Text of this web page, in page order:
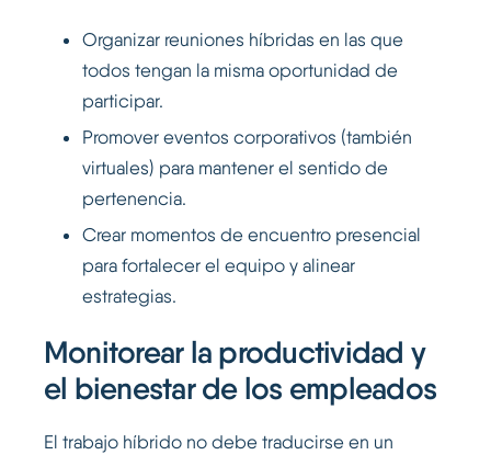
Organizar reuniones híbridas en las que
todos tengan la misma oportunidad de
participar.
Promover eventos corporativos (también
virtuales) para mantener el sentido de
pertenencia.
Crear momentos de encuentro presencial
para fortalecer el equipo y alinear
estrategias.
Monitorear la productividad y
el bienestar de los empleados
El trabajo híbrido no debe traducirse en un